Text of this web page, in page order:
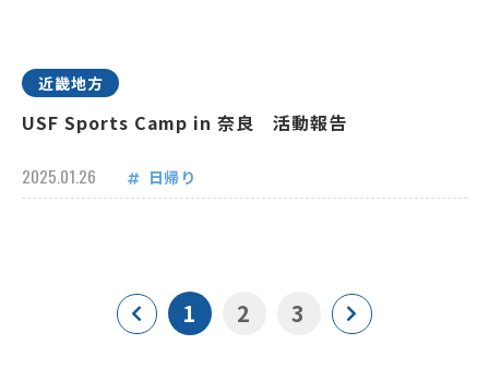
近畿地方
USF Sports Camp in 奈良 活動報告
2025.01.26 日帰り
1 2 3